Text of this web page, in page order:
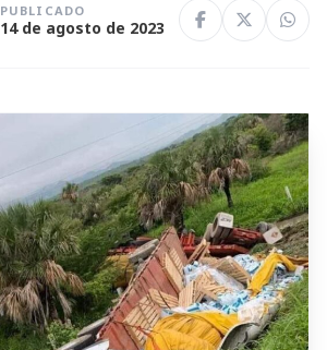
PUBLICADO
14 de agosto de 2023